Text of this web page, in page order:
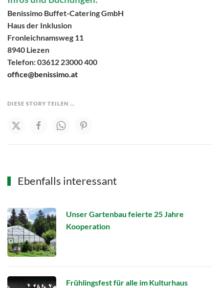
Benissimo Buffet-Catering GmbH
Haus der Inklusion
Fronleichnamsweg 11
8940 Liezen
Telefon: 03612 23000 400
office@benissimo.at
DIESE STORY TEILEN …
Ebenfalls interessant
Unser Gartenbau feierte 25 Jahre
Kooperation
Frühlingsfest für alle im Kulturhaus